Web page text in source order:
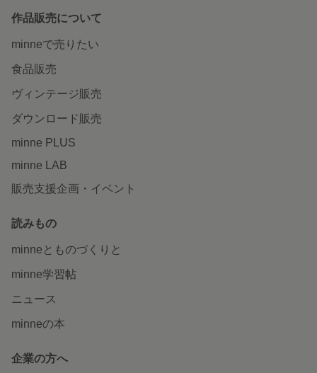
作品販売について
minneで売りたい
食品販売
ヴィンテージ販売
ダウンロード販売
minne PLUS
minne LAB
販売支援企画・イベント
読みもの
minneとものづくりと
minne学習帖
ニュース
minneの本
企業の方へ